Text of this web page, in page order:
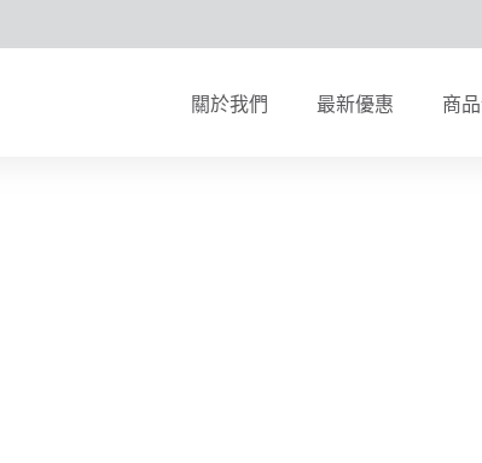
關於我們 最新優惠 商